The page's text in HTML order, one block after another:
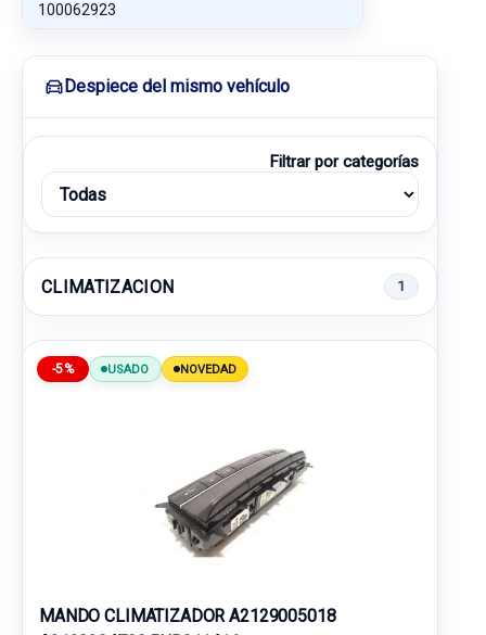
100062923
Despiece del mismo vehículo
Filtrar por categorías
CLIMATIZACION 1
-5% USADO NOVEDAD
MANDO CLIMATIZADOR A2129005018